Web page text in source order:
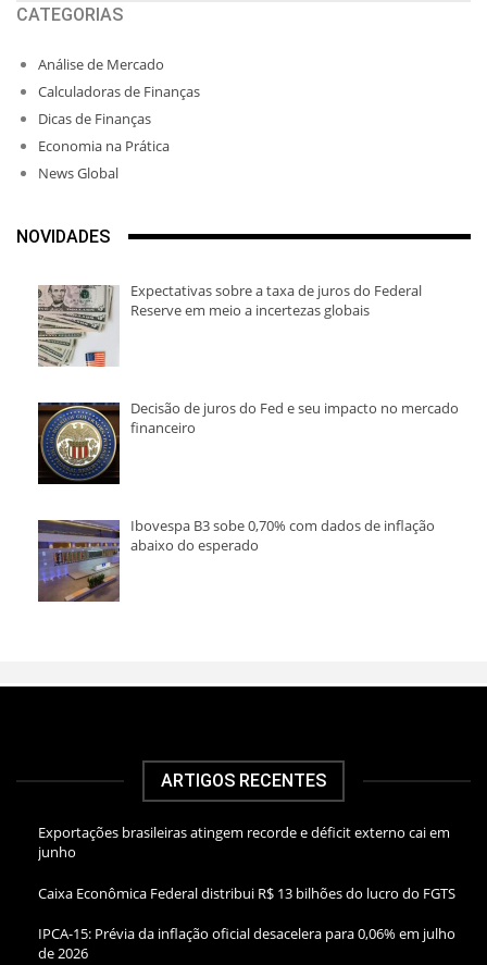
CATEGORIAS
Análise de Mercado
Calculadoras de Finanças
Dicas de Finanças
Economia na Prática
News Global
NOVIDADES
Expectativas sobre a taxa de juros do Federal
Reserve em meio a incertezas globais
Decisão de juros do Fed e seu impacto no mercado
financeiro
Ibovespa B3 sobe 0,70% com dados de inflação
abaixo do esperado
ARTIGOS RECENTES
Exportações brasileiras atingem recorde e déficit externo cai em
junho
Caixa Econômica Federal distribui R$ 13 bilhões do lucro do FGTS
IPCA-15: Prévia da inflação oficial desacelera para 0,06% em julho
de 2026